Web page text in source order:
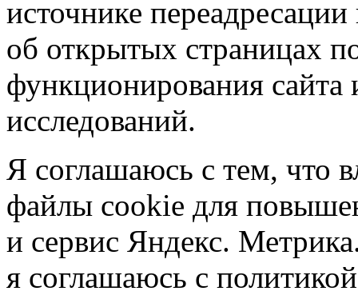
источнике переадресации
об открытых страницах
функционирования сайта
исследований.
Я соглашаюсь с тем, что
файлы cookie для
и сервис Яндекс.
я соглашаюсь с